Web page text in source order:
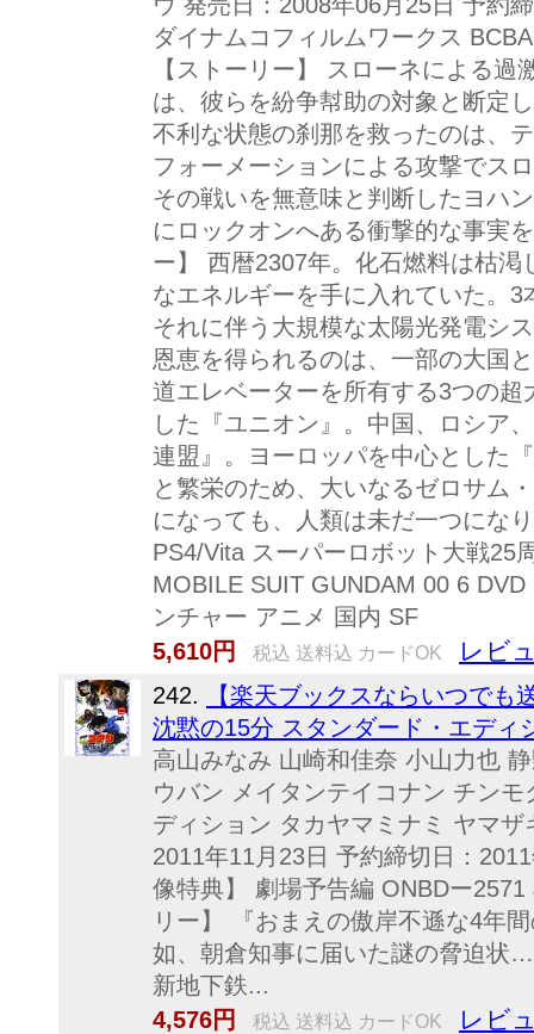
ダイナムコフィルムワークス
【ストーリー】 スローネによる
は、彼らを紛争幇助の対象と断定
不利な状態の刹那を救ったのは、
フォーメーションによる攻撃でス
その戦いを無意味と判断したヨハ
にロックオンへある衝撃的な事実
ー】 西暦2307年。化石燃料は枯
なエネルギーを手に入れていた。
それに伴う大規模な太陽光発電シ
恩恵を得られるのは、一部の大国
道エレベーターを所有する3つの
した『ユニオン』。中国、ロシア
連盟』。ヨーロッパを中心とした
と繁栄のため、大いなるゼロサム
になっても、人類は未だ一つに
PS4/Vita スーパーロボット大戦25
MOBILE SUIT GUNDAM 00 6
ンチャー アニメ 国内 SF
5,610円
税込 送料込 カードOK レビ
242.
【楽天ブックスならいつで
沈黙の15分 スタンダード・エディ
高山みなみ 山崎和佳奈 小山力也
ウバン メイタンテイコナン チン
ディション タカヤマミナミ ヤマ
2011年11月23日 予約締切日：
像特典】 劇場予告編 ONBDー
リー】 『おまえの傲岸不遜な4年
如、朝倉知事に届いた謎の脅迫状
新地下鉄...
4,576円
税込 送料込 カードOK レビ